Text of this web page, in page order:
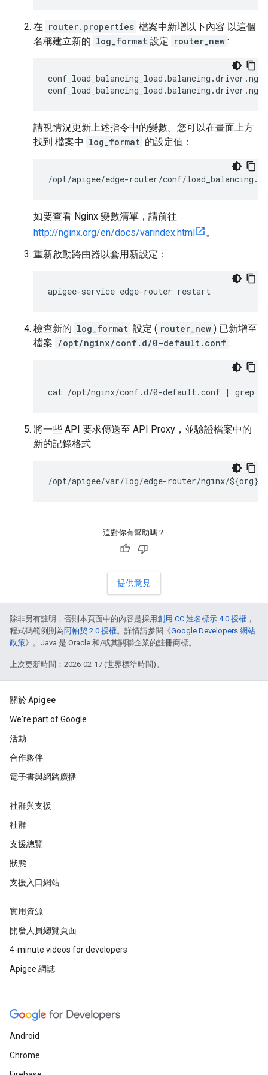
在 router.properties 檔案中新增以下內容 以這個
名稱建立新的 log_format 設定 router_new :
請視情況更新上述指令中的變數。您可以在畫面上方
找到 檔案中 log_format 的設定值：
/opt/apigee/edge-router/conf/
如要查看 Nginx 變數清單，請前往
http://nginx.org/en/docs/varindex.html
。
重新啟動路由器以套用新設定：
apigee-service edge-router restart
檢查新的 log_format 設定 ( router_new ) 已新增至
檔案 /opt/nginx/conf.d/0-default.conf :
cat /opt/nginx/conf.d/0-default.conf | grep
將一些 API 要求傳送至 API Proxy，並驗證檔案中的
新的記錄格式
/opt/apigee/var/log/edge-router/nginx/
這對你有幫助嗎？
提供意見
除非另有註明，否則本頁面中的內容是採用創用 CC 姓名標示 4.0 授權 ，
程式碼範例則為阿帕契 2.0 授權。詳情請參閱《Google Developers 網站
政策》。Java 是 Oracle 和/或其關聯企業的註冊商標。
上次更新時間：2026-02-17 (世界標準時間)。
關於 Apigee
We're part of Google
活動
合作夥伴
電子書與網路廣播
社群與支援
社群
支援總覽
狀態
支援入口網站
實用資源
開發人員總覽頁面
4-minute videos for developers
Apigee 網誌
Android
Chrome